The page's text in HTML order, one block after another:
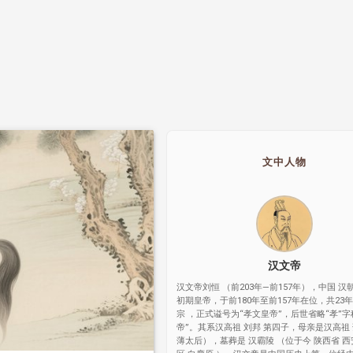
文中人物
汉文帝
汉文帝刘恒 （前203年—前157年），中国 汉
初期皇帝，于前180年至前157年在位，共23
宗 ，正式谥号为“孝文皇帝”，后世省略“孝”字
帝”。其系汉高祖 刘邦 第四子，母亲是汉高祖
薄太后），墓葬是 汉霸陵 （位于今 陕西省 西